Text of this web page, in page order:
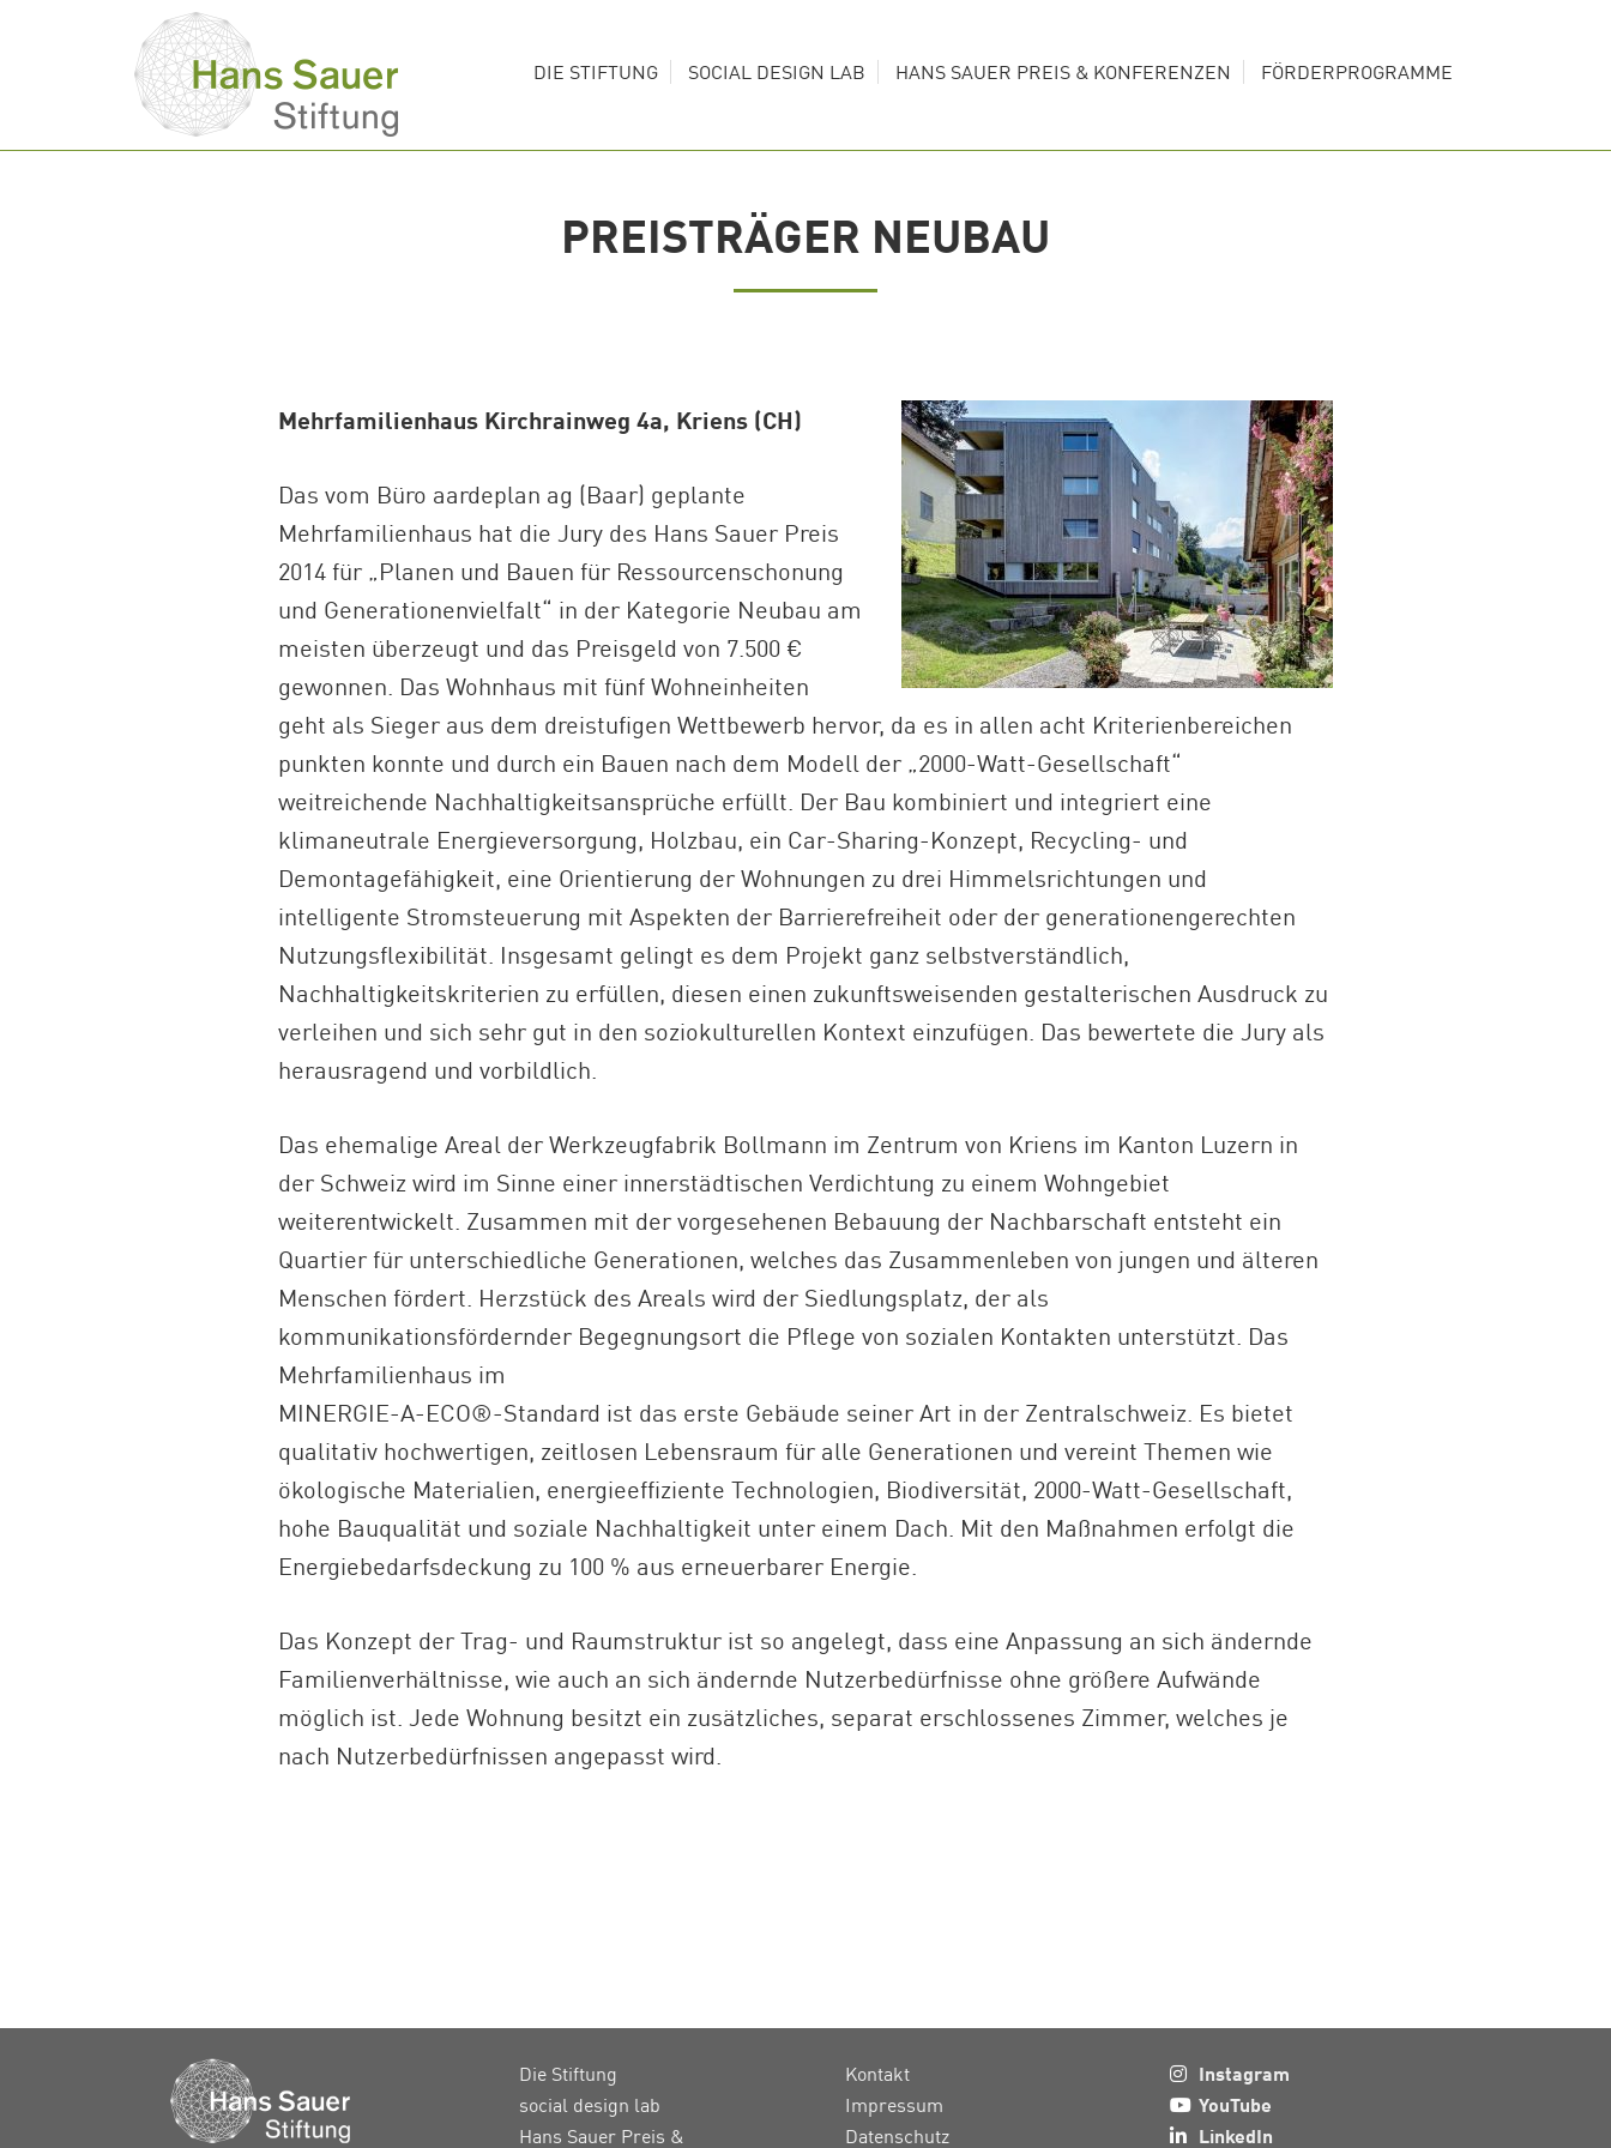
DIE STIFTUNG SOCIAL DESIGN LAB HANS SAUER PREIS & KONFERENZEN FÖRDERPROGRAMME
PREISTRÄGER NEUBAU
Mehrfamilienhaus Kirchrainweg 4a, Kriens (CH)
Das vom Büro aardeplan ag (Baar) geplante
Mehrfamilienhaus hat die Jury des Hans Sauer Preis
2014 für „Planen und Bauen für Ressourcenschonung
und Generationenvielfalt“ in der Kategorie Neubau am
meisten überzeugt und das Preisgeld von 7.500 €
gewonnen. Das Wohnhaus mit fünf Wohneinheiten
geht als Sieger aus dem dreistufigen Wettbewerb hervor, da es in allen acht Kriterienbereichen
punkten konnte und durch ein Bauen nach dem Modell der „2000-Watt-Gesellschaft“
weitreichende Nachhaltigkeitsansprüche erfüllt. Der Bau kombiniert und integriert eine
klimaneutrale Energieversorgung, Holzbau, ein Car-Sharing-Konzept, Recycling- und
Demontagefähigkeit, eine Orientierung der Wohnungen zu drei Himmelsrichtungen und
intelligente Stromsteuerung mit Aspekten der Barrierefreiheit oder der generationengerechten
Nutzungsflexibilität. Insgesamt gelingt es dem Projekt ganz selbstverständlich,
Nachhaltigkeitskriterien zu erfüllen, diesen einen zukunftsweisenden gestalterischen Ausdruck zu
verleihen und sich sehr gut in den soziokulturellen Kontext einzufügen. Das bewertete die Jury als
herausragend und vorbildlich.
Das ehemalige Areal der Werkzeugfabrik Bollmann im Zentrum von Kriens im Kanton Luzern in
der Schweiz wird im Sinne einer innerstädtischen Verdichtung zu einem Wohngebiet
weiterentwickelt. Zusammen mit der vorgesehenen Bebauung der Nachbarschaft entsteht ein
Quartier für unterschiedliche Generationen, welches das Zusammenleben von jungen und älteren
Menschen fördert. Herzstück des Areals wird der Siedlungsplatz, der als
kommunikationsfördernder Begegnungsort die Pflege von sozialen Kontakten unterstützt. Das
Mehrfamilienhaus im
MINERGIE-A-ECO®-Standard ist das erste Gebäude seiner Art in der Zentralschweiz. Es bietet
qualitativ hochwertigen, zeitlosen Lebensraum für alle Generationen und vereint Themen wie
ökologische Materialien, energieeffiziente Technologien, Biodiversität, 2000-Watt-Gesellschaft,
hohe Bauqualität und soziale Nachhaltigkeit unter einem Dach. Mit den Maßnahmen erfolgt die
Energiebedarfsdeckung zu 100 % aus erneuerbarer Energie.
Das Konzept der Trag- und Raumstruktur ist so angelegt, dass eine Anpassung an sich ändernde
Familienverhältnisse, wie auch an sich ändernde Nutzerbedürfnisse ohne größere Aufwände
möglich ist. Jede Wohnung besitzt ein zusätzliches, separat erschlossenes Zimmer, welches je
nach Nutzerbedürfnissen angepasst wird.
Die Stiftung
social design lab
Hans Sauer Preis &
Kontakt
Impressum
Datenschutz
Instagram
YouTube
LinkedIn